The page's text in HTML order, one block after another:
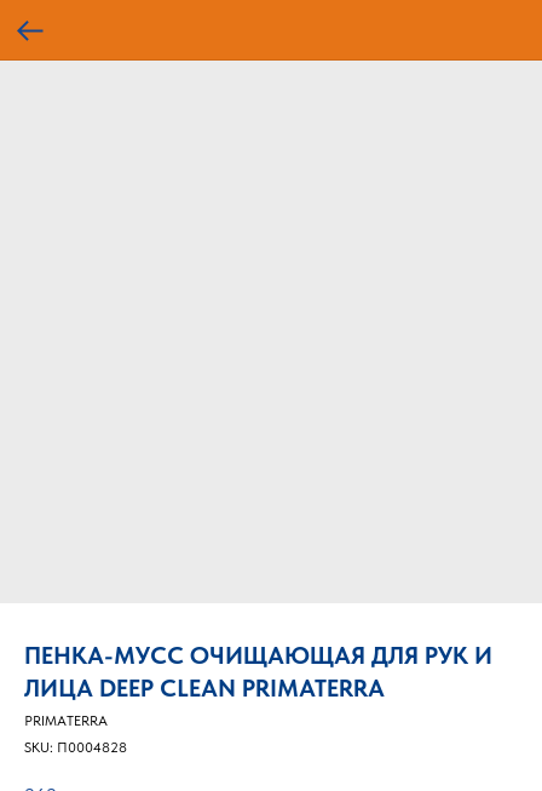
ПЕНКА-МУСС ОЧИЩАЮЩАЯ ДЛЯ РУК И
ЛИЦА DEEP CLEAN PRIMATERRA
PRIMATERRA
SKU: П0004828